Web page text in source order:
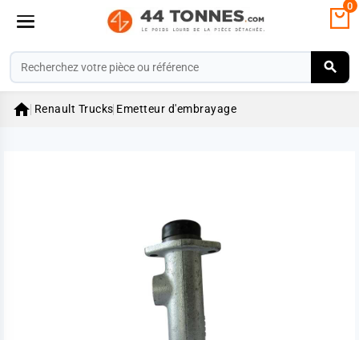
0
 Renault Trucks Emetteur d'embrayage